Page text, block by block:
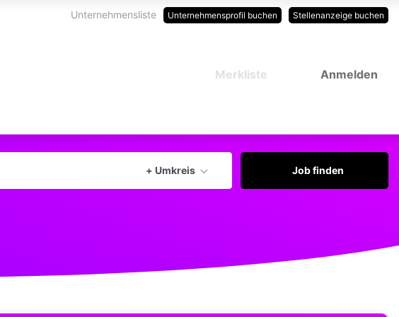
Stellenanzeige buchen
Unternehmensprofil buchen
Unternehmensliste
Anmelden
Merkliste
+ Umkreis
Aktuellen Ort verwenden
Job finden